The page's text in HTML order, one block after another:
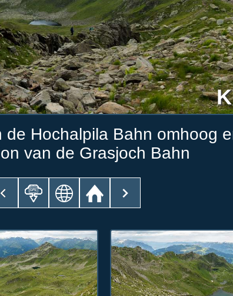
Hochalpila Bahn omhoog
van de Grasjoch Bahn